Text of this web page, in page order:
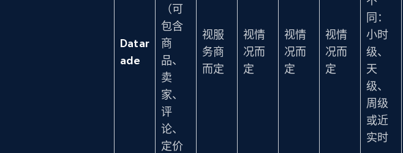
Datar
ade
（可
包含
商
品、
卖
家、
评
论、
定价
视服
务商
而定
视情
况而
定
视情
况而
定
视情
况而
定
同：
小时
级、
天
级、
周级
或近
实时